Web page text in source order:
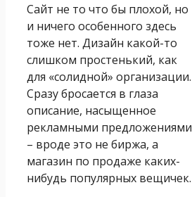
Сайт не то что бы плохой, но
и ничего особенного здесь
тоже нет. Дизайн какой-то
слишком простенький, как
для «солидной» организации.
Сразу бросается в глаза
описание, насыщенное
рекламными предложениями
– вроде это не биржа, а
магазин по продаже каких-
нибудь популярных вещичек.